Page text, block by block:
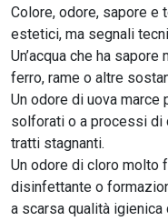
Colore, odore, sapore
estetici, ma segnali
Un’acqua che ha
ferro, rame o altre
Un odore di uova
solforati o a processi di
tratti stagnanti.
Un odore di cloro molto
disinfettante o
a scarsa qualità igienica